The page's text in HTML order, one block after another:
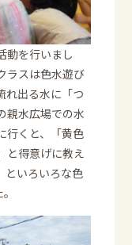
動を行いまし
ラスは色水遊び
れ出る水に「つ
親水広場での水
行くと、「黄色
と得意げに教え
といろいろな色